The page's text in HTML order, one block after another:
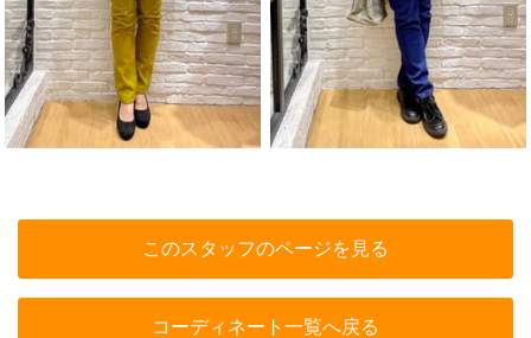
このスタッフのページを見る
コーディネート一覧へ戻る